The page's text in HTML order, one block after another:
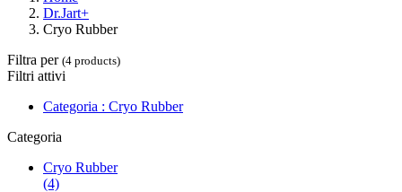
Dr.Jart+
Cryo Rubber
Filtra per (4 products)
Filtri attivi
Categoria : Cryo Rubber
Categoria
Cryo Rubber
(4)